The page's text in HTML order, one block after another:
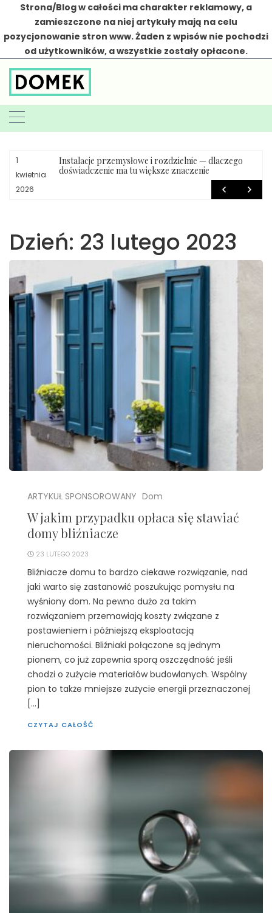
Strona/Blog w całości ma charakter reklamowy, a
zamieszczone na niej artykuły mają na celu
pozycjonowanie stron www. Żaden z wpisów nie pochodzi
od użytkowników, a wszystkie zostały opłacone.
content
1
kwietnia
2026
Instalacje przemysłowe i rozdzielnie — dlaczego
doświadczenie ma tu większe znaczenie
Dzień: 23 lutego 2023
ARTYKUŁ SPONSOROWANY Dom
W jakim przypadku opłaca się stawiać
domy bliźniacze
23 LUTEGO 2023
Bliźniacze domu to bardzo ciekawe rozwiązanie, nad
jaki warto się zastanowić poszukując pomysłu na
wyśniony dom. Na pewno dużo za takim
rozwiązaniem przemawiają koszty związane z
postawieniem i późniejszą eksploatacją
nieruchomości. Bliźniaki połączone są jednym
pionem, co już zapewnia sporą oszczędność jeśli
chodzi o zużycie materiałów budowlanych. Wspólny
pion to także mniejsze zużycie energii przeznaczonej
[…]
CZYTAJ CAŁOŚĆ